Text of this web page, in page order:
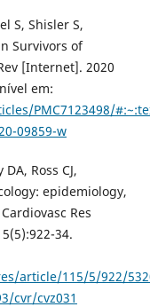
S, Shisler S,
Survivors of
[Internet]. 2020
em:
PMC7123498/
09859-w
Ross CJ,
epidemiology,
Res
34.
article/115/5/922/
cvr/cvz031